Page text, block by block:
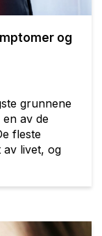
og
grunnene
av de
fleste
livet, og